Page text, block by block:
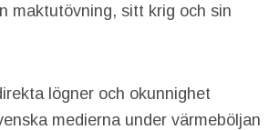
maktutövning, sitt krig och sin
lögner och okunnighet
medierna under värmeböljan